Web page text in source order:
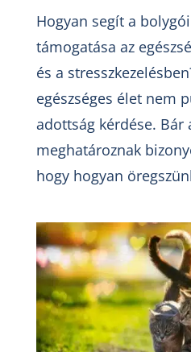
Hogyan segít a
támogatása az
és a
egészséges élet nem
adottság kérdése. Bár
meghatároznak
hogy hogyan